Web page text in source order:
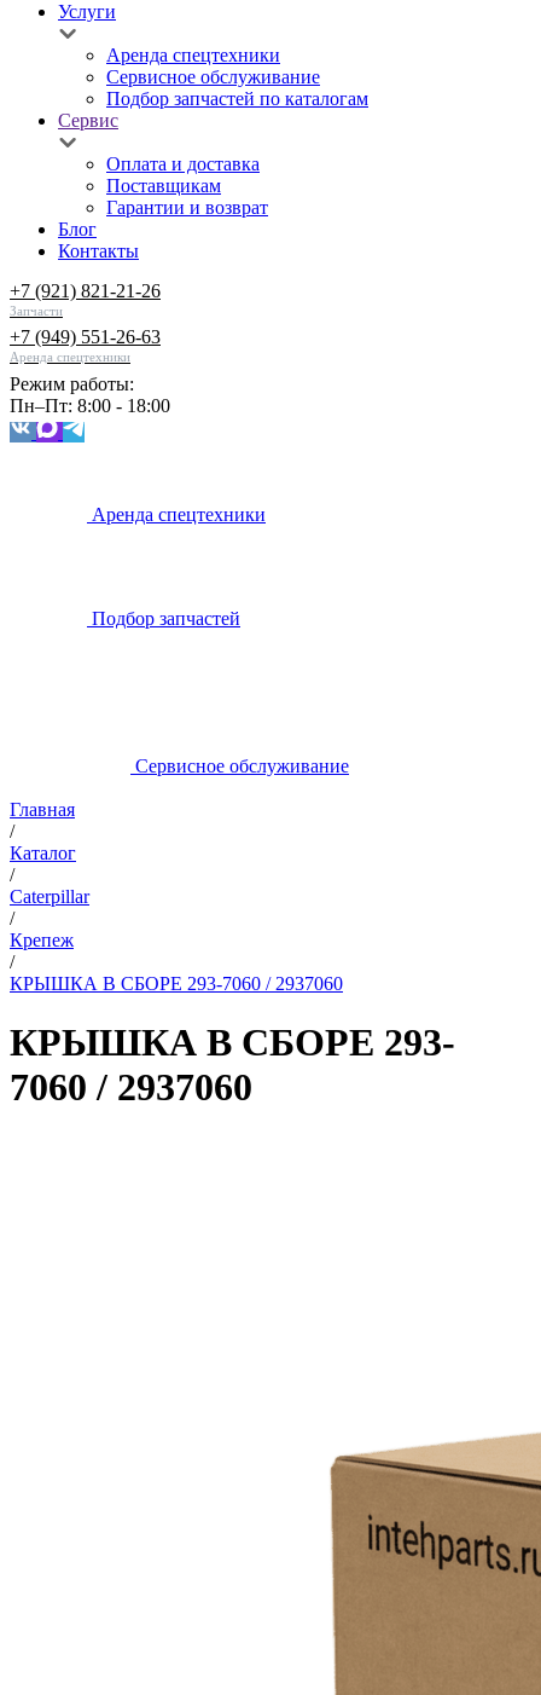
Услуги
Аренда спецтехники
Сервисное обслуживание
Подбор запчастей по каталогам
Сервис
Оплата и доставка
Поставщикам
Гарантии и возврат
Блог
Контакты
+7 (921) 821-21-26
Запчасти
+7 (949) 551-26-63
Аренда спецтехники
Режим работы:
Пн–Пт: 8:00 - 18:00
Аренда спецтехники
Подбор запчастей
Сервисное обслуживание
Главная
/
Каталог
/
Caterpillar
/
Крепеж
/
КРЫШКА В СБОРЕ 293-7060 / 2937060
КРЫШКА В СБОРЕ 293-
7060 / 2937060